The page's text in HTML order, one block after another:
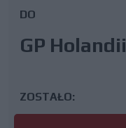
DO
GP Holandii
ZOSTAŁO: